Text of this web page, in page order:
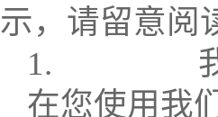
示，请留意阅
1.
在您使用我